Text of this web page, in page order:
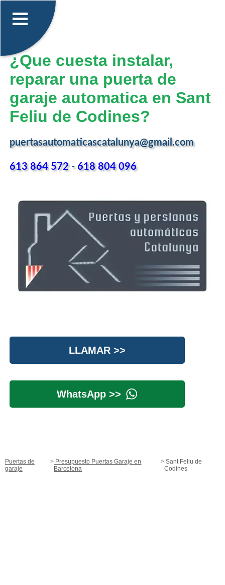
¿Que cuesta instalar,
reparar una puerta de
garaje automatica en Sant
Feliu de Codines?
puertasautomaticascatalunya@gmail.com
613 864 572-618 804 096
LLAMAR >>
WhatsApp >>
Puertas de
garaje
Presupuesto Puertas Garaje en
Barcelona
Sant Feliu de
Codines